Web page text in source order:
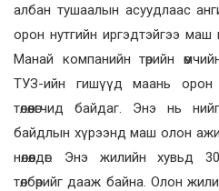
албан тушаалын асуудлаас
орон нутгийн иргэдтэйгээ
Манай компанийн төрийн
ТУЗ-ийн гишүүд маань орон
төлөөлөгчид байдаг. Энэ нь
байдлын хүрээнд маш олон
нөлөөлдөг. Энэ жилийн хувьд
төлбөрийг дааж байна. Олон